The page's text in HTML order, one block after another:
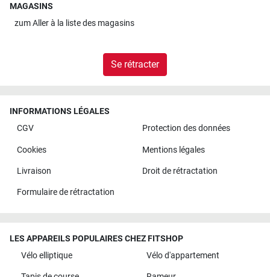
MAGASINS
zumAller à la liste des magasins
Se rétracter
INFORMATIONS LÉGALES
CGV
Protection des données
Cookies Mentions légales
Livraison Droit de rétractation
Formulaire de rétractation
LES APPAREILS POPULAIRES CHEZ FITSHOP
Vélo elliptique
Vélo d'appartement